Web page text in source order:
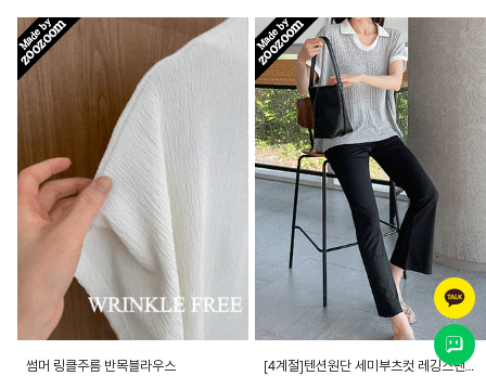
썸머 링클주름 반목블라우스 [4계절]텐션원단 세미부츠컷 레깅스팬